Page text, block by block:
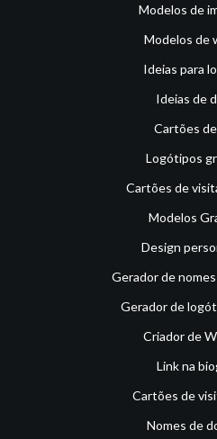
Modelos de
Modelos de
Ideias para
Ideias de
Cartões
Logótipos
Cartões de
Modelos
Design
Gerador de
Gerador de
Criador de
Link na
Cartões de
Nomes de